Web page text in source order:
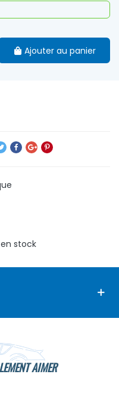
stock
Ajouter au panier
AIMER